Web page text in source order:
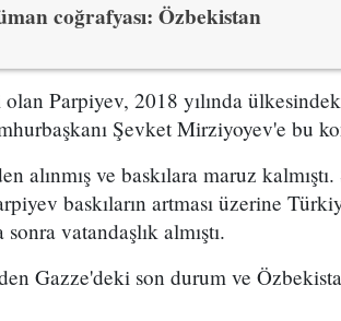
coğrafyası: Özbekistan
Parpiyev, 2018 yılında
Şevket Mirziyoyev'e bu
alınmış ve baskılara maruz
baskıların artması üzerine
vatandaşlık almıştı.
Gazze'deki son durum ve